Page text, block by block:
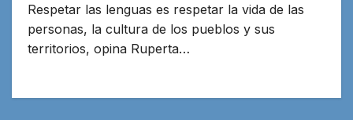
Respetar las lenguas es respetar la vida de las
personas, la cultura de los pueblos y sus
territorios, opina Ruperta…